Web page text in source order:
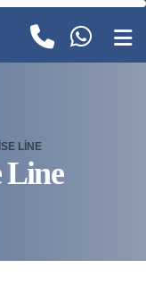
Line
LINE